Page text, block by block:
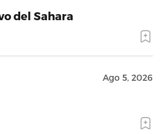
del Sahara
Ago 5, 2026